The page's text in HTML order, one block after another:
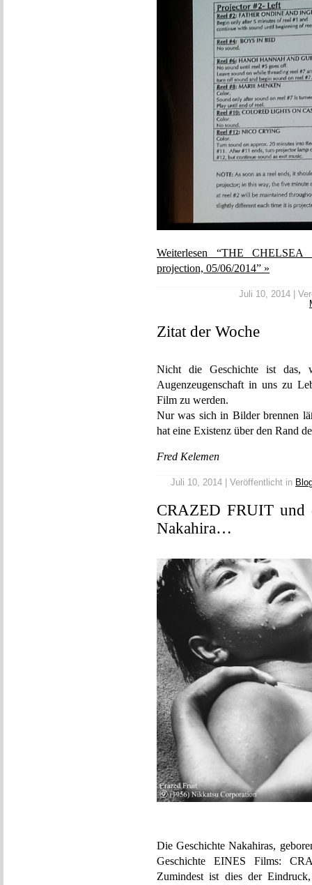
Weiterlesen “THE
projection, 05/06/2014” »
Juli 10, 2014 |
Zitat der Woche
Nicht die Geschichte ist das,
Augenzeugenschaft in uns zu
Film zu werden.
Nur was sich in Bilder brennen
hat eine Existenz über den Rand
Fred Kelemen
Juli 10, 2014 | Veröffentlicht in
CRAZED FRUIT und
Nakahira…
Die Geschichte Nakahiras,
Geschichte EINES Films:
Zumindest ist dies der